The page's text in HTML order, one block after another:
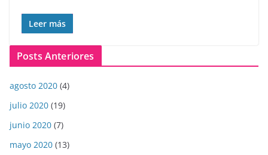
Leer más
Posts Anteriores
agosto 2020 (4)
julio 2020 (19)
junio 2020 (7)
mayo 2020 (13)